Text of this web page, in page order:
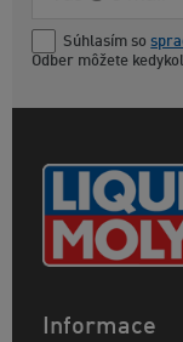
Súhlasím so
Odber môžete
Informace